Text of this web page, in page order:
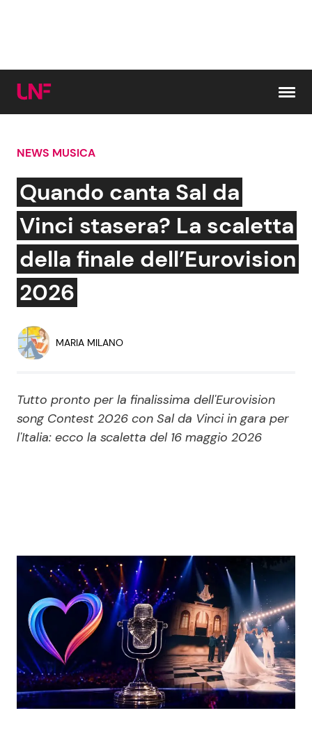
Cerca:
News e Cronaca
Attualità Italiana
Dal Mondo
Economia
Persone Scomparse
Politica
Gossip e TV
Bellezze VIP
Reality e Talent
Soap Opera
News Musica
News Spettacolo
Benessere
Casa
Cucina e Ricette
Consigli di Cucina
NEWS MUSICA
Quando canta Sal da
Vinci stasera? La scaletta
della finale dell’Eurovision
2026
MARIA MILANO
Tutto pronto per la finalissima dell'Eurovision
song Contest 2026 con Sal da Vinci in gara per
l'Italia: ecco la scaletta del 16 maggio 2026